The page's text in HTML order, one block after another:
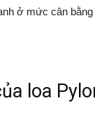
ở mức cân bằng
loa